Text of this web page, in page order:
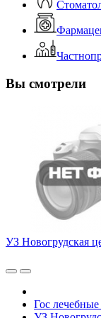
Вы смотрели
УЗ Новогрудская
Гос